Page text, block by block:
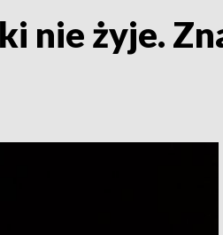
nie żyje.